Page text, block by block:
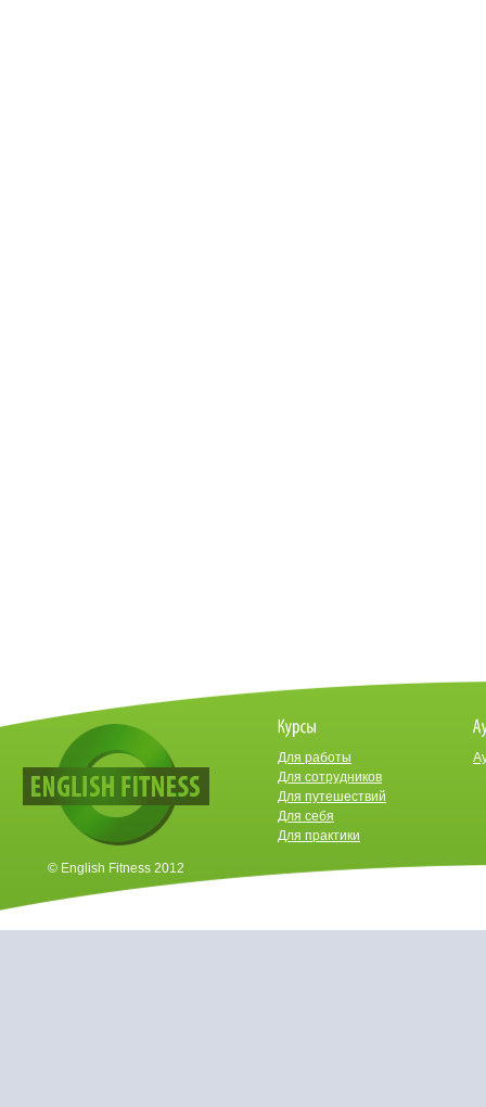
© English Fitness 2012
Для работы
Для сотрудников
Для путешествий
Для себя
Для практики